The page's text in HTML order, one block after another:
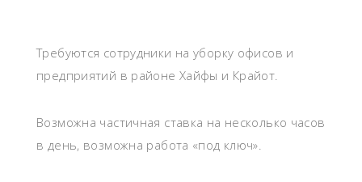
Требуются сотрудники на уборку офисов и
предприятий в районе Хайфы и Крайот.
Возможна частичная ставка на несколько часов
в день, возможна работа «под ключ».